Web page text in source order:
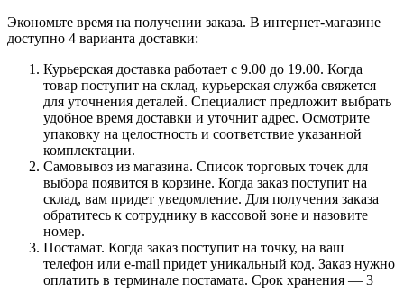
Экономьте время на получении заказа. В интернет-магазине
доступно 4 варианта доставки:
Курьерская доставка работает с 9.00 до 19.00. Когда
товар поступит на склад, курьерская служба свяжется
для уточнения деталей. Специалист предложит выбрать
удобное время доставки и уточнит адрес. Осмотрите
упаковку на целостность и соответствие указанной
комплектации.
Самовывоз из магазина. Список торговых точек для
выбора появится в корзине. Когда заказ поступит на
склад, вам придет уведомление. Для получения заказа
обратитесь к сотруднику в кассовой зоне и назовите
номер.
Постамат. Когда заказ поступит на точку, на ваш
телефон или e-mail придет уникальный код. Заказ нужно
оплатить в терминале постамата. Срок хранения — 3